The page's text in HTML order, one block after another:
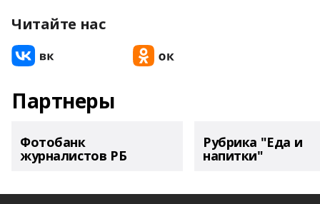
Читайте нас
Партнеры
Фотобанк
журналистов РБ
Рубрика "Еда и
напитки"